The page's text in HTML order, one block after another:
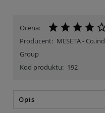
Ocena:
Producent: MESETA - Co.ind
Group
Kod produktu: 192
Opis